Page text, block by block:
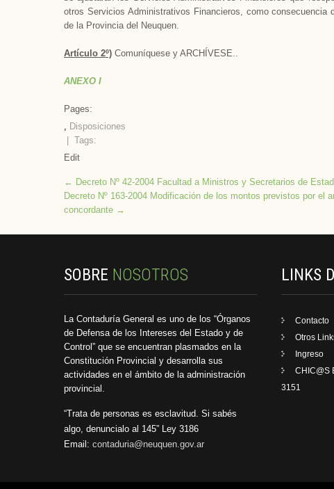
otros Servicios Administrativos Financieros, como consecuencia
de la Provincia del Neuquen.
Artículo 2º) Comuníquese y ARCHÍVESE..
ANEXO I
Pages:
, Disposiciones
| Tags:
Edit
Post
navigation
← Decreto Nº 42-2004 Facultad a Ministros y Secretarios de
Decreto Nº 163-2004 Modificación de los montos previstos por el
concordante →
SOBRE NOSOTROS
La Contaduría General es uno de los “Órganos
de Defensa de los Intereses del Estado y de
Control” que se encuentran plasmados en la
Constitución Provincial y desarrolla sus
actividades en el ámbito de la administración
provincial.
“Trata de personas es esclavitud. Si sabés
algo, denuncialo al 145” Ley 3186
Email: contaduria@neuquen.gov.ar
LINKS
Contacto
Otros
Ingreso
CHIC@S
3151